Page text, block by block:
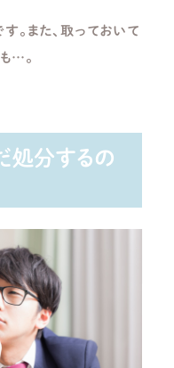
。また、取っておいて
…。
処分するの